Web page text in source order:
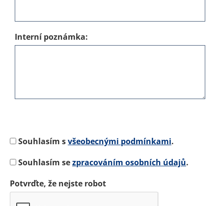
Interní poznámka:
Souhlasím svšeobecnými podmínkami.
Souhlasím sezpracováním osobních údajů.
Potvrďte, že nejste robot